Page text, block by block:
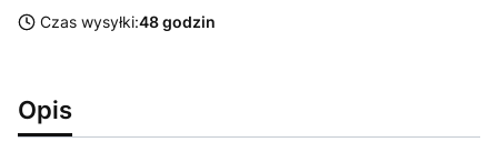
Czas wysyłki:48 godzin
Opis